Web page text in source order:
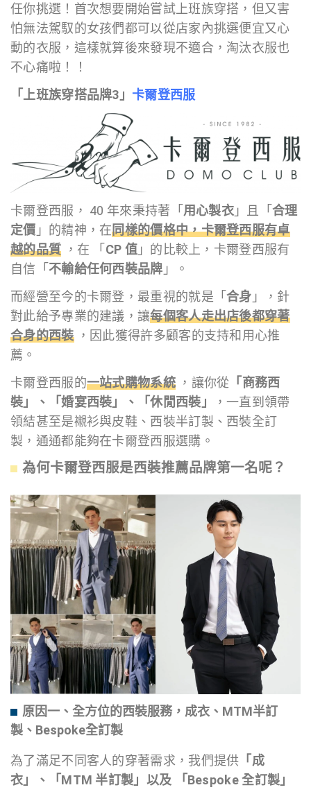
任你挑選！首次想要開始嘗試上班族穿搭，但又害
怕無法駕馭的女孩們都可以從店家內挑選便宜又心
動的衣服，這樣就算後來發現不適合，淘汰衣服也
不心痛啦！！
「上班族穿搭品牌3」 卡爾登西服
卡爾登西服， 40 年來秉持著「 用心製衣 」且「 合理
定價 」的精神，在同樣的價格中，卡爾登西服有卓
越的品質 ，在 「 CP 值」的比較上，卡爾登西服有
自信「 不輸給任何西裝品牌 」。
而經營至今的卡爾登，最重視的就是「合身 」，針
對此給予專業的建議，讓每個客人走出店後都穿著
合身的西裝，因此獲得許多顧客的支持和用心推
薦。
卡爾登西服的一站式購物系統，讓你從 「商務西
裝」、「婚宴西裝 」 、「休閒西裝」
，一直到領帶
領結甚至是襯衫與皮鞋、西裝半訂製、西裝全訂
製，通通都能夠在卡爾登西服選購。
為何卡爾登西服是西裝推薦品牌第一名呢？
原因一、全方位的西裝服務，成衣、MTM半訂
製、Bespoke全訂製
為了滿足不同客人的穿著需求，我們提供 「成
衣」、「MTM 半訂製 」 以及 「Bespoke 全訂製」